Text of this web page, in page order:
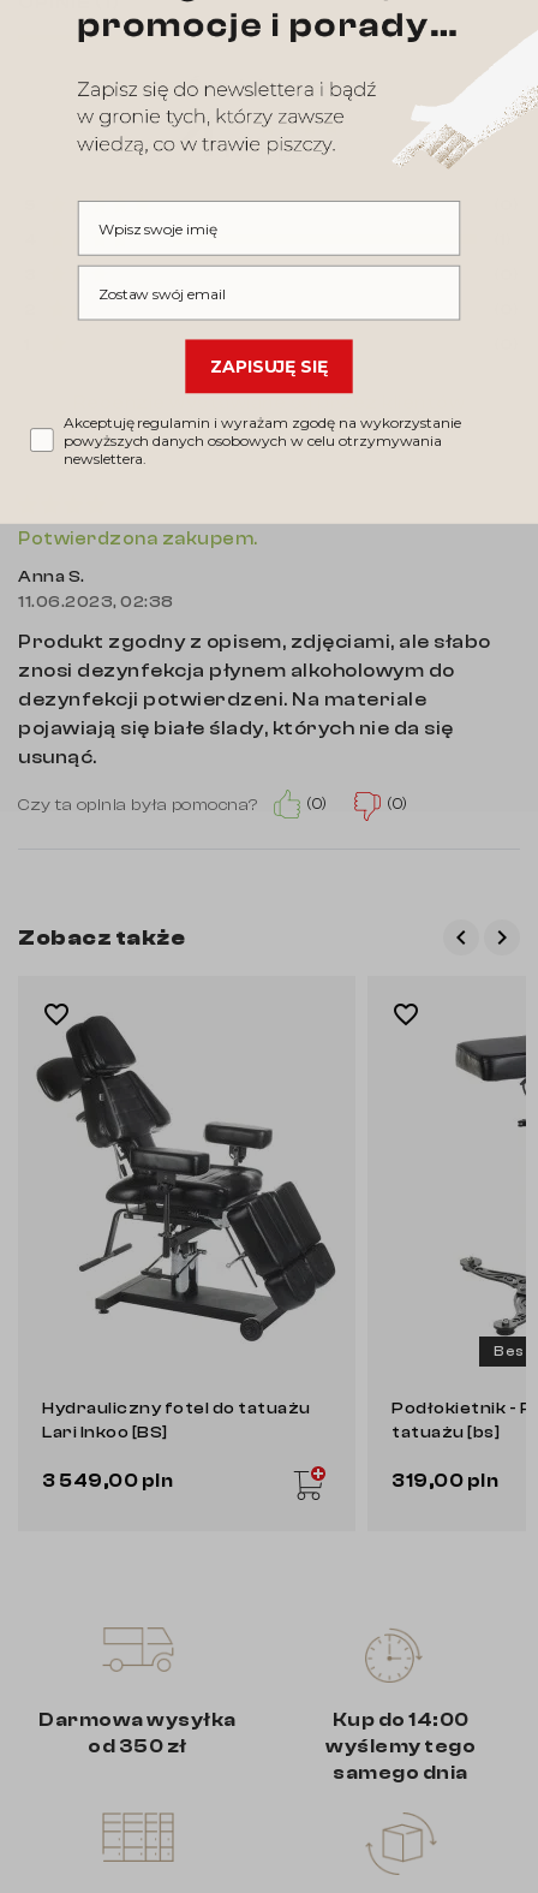
Średnia ocena
4 | 5 1 opinia
po zakupie produktu.
Potwierdzona zakupem.
Anna S.
11.06.2023, 02:38
Produkt zgodny z opisem, zdjęciami, ale słabo
znosi dezynfekcja płynem alkoholowym do
dezynfekcji potwierdzeni. Na materiale
pojawiają się białe ślady, których nie da się
usunąć.
Czy ta opinia była pomocna? (0) (0)
Zobacz także keyboard_arrow_left keyboard_arrow_right
favorite_border
Hydrauliczny fotel do tatuażu
Lari Inkoo [BS]
3 549,00 pln
favorite_border
Podłokietnik -
tatuażu [bs]
319,00 pln
Darmowa wysyłka
od 350 zł
Kup do 14:00
wyślemy tego
samego dnia
ZAPISUJĘ SIĘ
Akceptuję regulamin i wyrażam zgodę na wykorzystanie
powyższych danych osobowych w celu otrzymywania
newslettera.